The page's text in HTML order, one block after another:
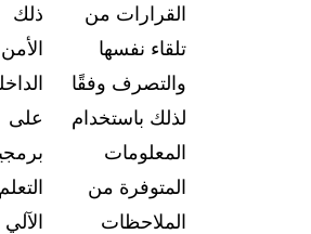
تجارب العملاء
تعرف على كيفية مواجهة العملاء لتحديات التعتيم
أرض الواقع باستخدام كيس جارد
وثائق شاملة وأدلة المستخدمين لتطبيق "كيس
القرارات من
تلقاء نفسها
والتصرف وفقًا
لذلك باستخدام
المعلومات
المتوفرة من
الملاحظات
ذلك
الأمن
على
الآلي